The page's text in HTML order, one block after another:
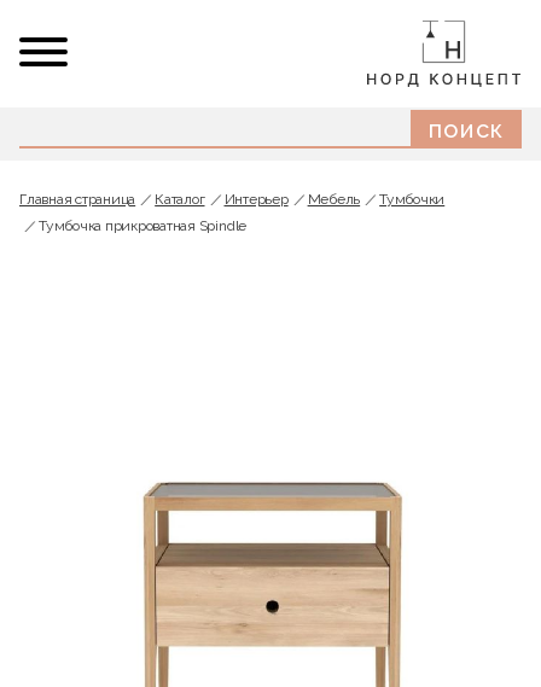
Главная страница Каталог Интерьер Мебель
Тумбочки
Тумбочка прикроватная Spindle